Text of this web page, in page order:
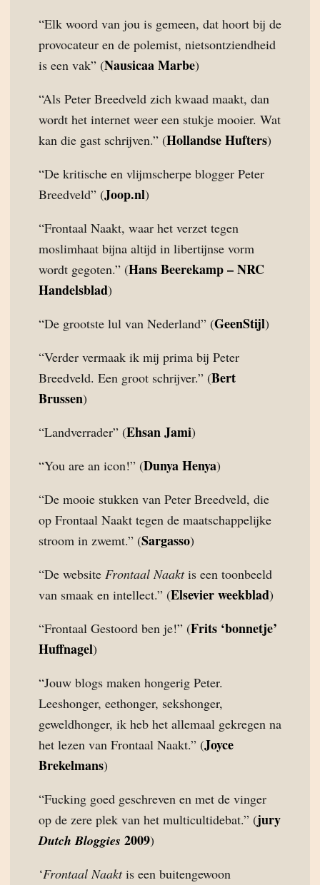
“Elk woord van jou is gemeen, dat hoort bij de
provocateur en de polemist, nietsontziendheid
is een vak” (Nausicaa Marbe)
“Als Peter Breedveld zich kwaad maakt, dan
wordt het internet weer een stukje mooier. Wat
kan die gast schrijven.” (Hollandse Hufters)
“De kritische en vlijmscherpe blogger Peter
Breedveld” (Joop.nl)
“Frontaal Naakt, waar het verzet tegen
moslimhaat bijna altijd in libertijnse vorm
wordt gegoten.” (Hans Beerekamp – NRC
Handelsblad)
“De grootste lul van Nederland” (GeenStijl)
“Verder vermaak ik mij prima bij Peter
Breedveld. Een groot schrijver.” (Bert
Brussen)
“Landverrader” (Ehsan Jami)
“You are an icon!” (Dunya Henya)
“De mooie stukken van Peter Breedveld, die
op Frontaal Naakt tegen de maatschappelijke
stroom in zwemt.” (Sargasso)
“De website Frontaal Naaktis een toonbeeld
van smaak en intellect.” (Elsevier weekblad)
“Frontaal Gestoord ben je!” (Frits ‘bonnetje’
Huffnagel)
“Jouw blogs maken hongerig Peter.
Leeshonger, eethonger, sekshonger,
geweldhonger, ik heb het allemaal gekregen na
het lezen van Frontaal Naakt.” (Joyce
Brekelmans)
“Fucking goed geschreven en met de vinger
op de zere plek van het multicultidebat.” (jury
Dutch Bloggies 2009)
‘Frontaal Naaktis een buitengewoon